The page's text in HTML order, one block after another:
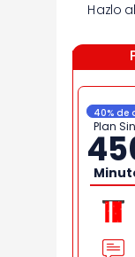
Hazlo
Plan
40% de